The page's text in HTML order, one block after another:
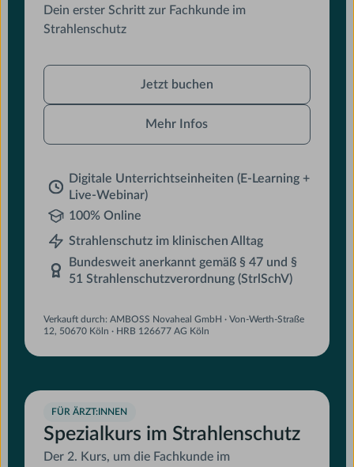
Dein erster Schritt zur Fachkunde im
Strahlenschutz
buchen
Jetzt buchen
Mehr Infos
Digitale Unterrichtseinheiten (E-Learning +
Live-Webinar)
100% Online
Strahlenschutz im klinischen Alltag
Bundesweit anerkannt gemäß § 47 und §
51 Strahlenschutzverordnung (StrlSchV)
Verkauft durch: AMBOSS Novaheal GmbH · Von-Werth-Straße
12, 50670 Köln · HRB 126677 AG Köln
FÜR ÄRZT:INNEN
Spezialkurs im Strahlenschutz
Der 2. Kurs, um die Fachkunde im